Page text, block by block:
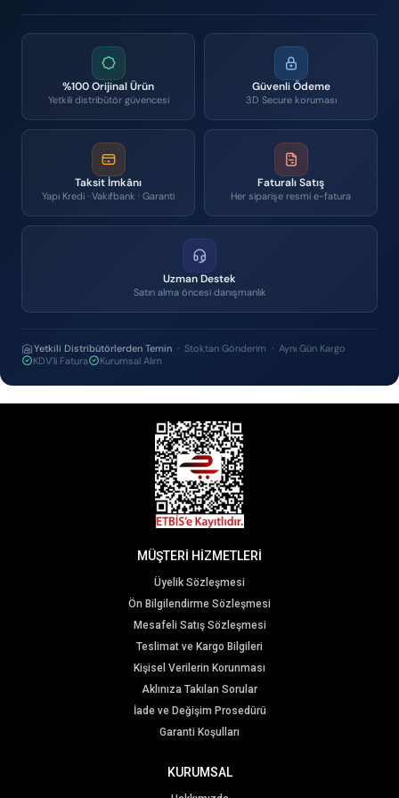
%100 Orijinal Ürün
Yetkili distribütör güvencesi
Güvenli Ödeme
3D Secure koruması
Taksit İmkânı
Yapı Kredi · Vakıfbank · Garanti
Faturalı Satış
Her siparişe resmi e-fatura
Uzman Destek
Satın alma öncesi danışmanlık
Yetkili Distribütörlerden Temin · Stoktan Gönderim · Aynı Gün Kargo
KDV'li Fatura
Kurumsal Alım
MÜŞTERİ HİZMETLERİ
Üyelik Sözleşmesi
Ön Bilgilendirme Sözleşmesi
Mesafeli Satış Sözleşmesi
Teslimat ve Kargo Bilgileri
Kişisel Verilerin Korunması
Aklınıza Takılan Sorular
İade ve Değişim Prosedürü
Garanti Koşulları
KURUMSAL